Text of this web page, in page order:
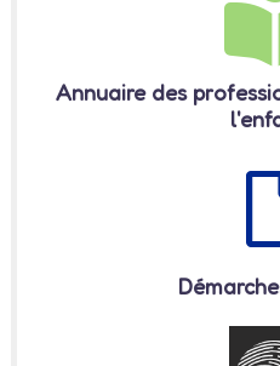
Annuaire des